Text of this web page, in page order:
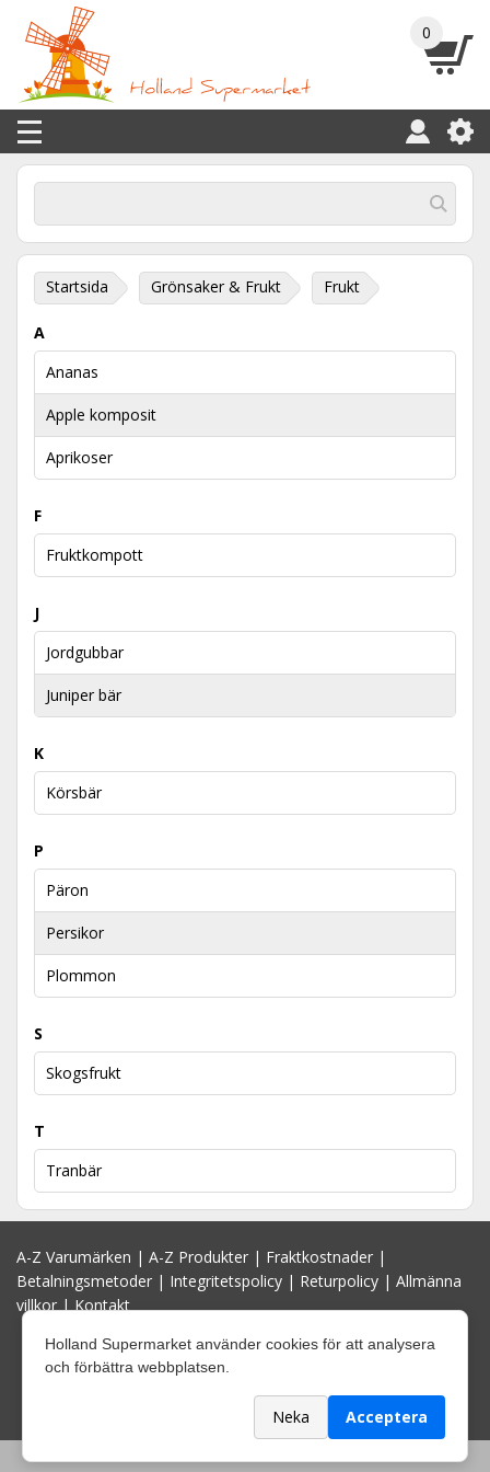
0
Startsida Grönsaker & Frukt Frukt
A
Ananas
Apple komposit
Aprikoser
F
Fruktkompott
J
Jordgubbar
Juniper bär
K
Körsbär
P
Päron
Persikor
Plommon
S
Skogsfrukt
T
Tranbär
A-Z Varumärken | A-Z Produkter | Fraktkostnader |
Betalningsmetoder | Integritetspolicy | Returpolicy | Allmänna
villkor|Kontakt
Holland Supermarket använder cookies för att analysera
och förbättra webbplatsen.
Neka Acceptera